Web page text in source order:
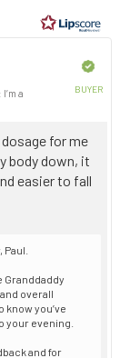
of
5
stars
: I’m a
BUYER
for me
body down, it
easier to fall
Granddaddy
overall
know you’ve
your evening.
and for